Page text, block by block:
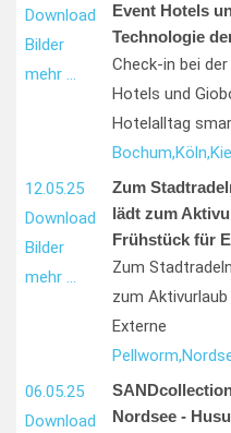
Download
Bilder
mehr …
Event Hotels
Technologie
Check-in bei
Hotels und
Hotelalltag
Bochum,Köln,
12.05.25
Download
Bilder
mehr …
Zum
lädt zum
Frühstück für
Zum
zum
Externe
Pellworm,
06.05.25
Download
Nordsee -